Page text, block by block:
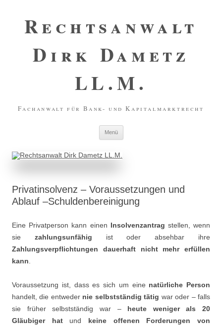
Rechtsanwalt
Dirk Dametz
LL.M.
Fachanwalt für Bank- und Kapitalmarktrecht
Menü
Privatinsolvenz – Voraussetzungen und
Ablauf –Schuldenbereinigung
Eine Privatperson kann einen Insolvenzantrag stellen, wenn
sie zahlungsunfähig ist oder absehbar ihre
Zahlungsverpflichtungen dauerhaft nicht mehr erfüllen
kann
Voraussetzung ist, dass es sich um eine natürliche Person
handelt, die entweder nie selbstständig tätig war oder – falls
sie früher selbstständig war – heute weniger als 20
Gläubiger hatund keine offenen Forderungen von